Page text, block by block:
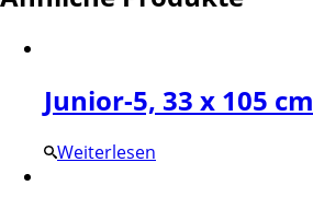
Junior-5, 33 x 105 cm
Weiterlesen